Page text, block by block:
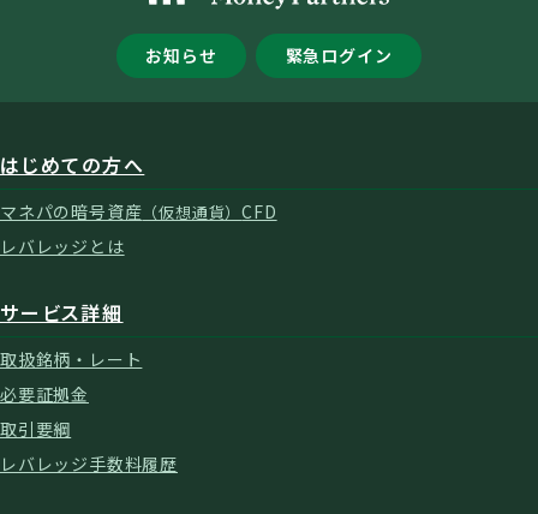
お知らせ 緊急ログイン
はじめての方へ
マネパの暗号資産 （仮想通貨）CFD
レバレッジとは
サービス詳細
取扱銘柄・レート
必要証拠金
取引要綱
レバレッジ手数料履歴